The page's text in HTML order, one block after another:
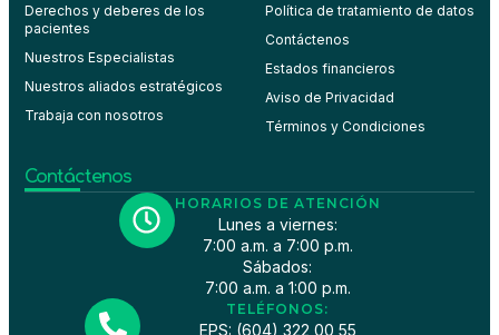
Derechos y deberes de los
pacientes
Nuestros Especialistas
Nuestros aliados estratégicos
Trabaja con nosotros
Política de tratamiento de datos
Contáctenos
Estados financieros
Aviso de Privacidad
Términos y Condiciones
Contáctenos
HORARIOS DE ATENCIÓN
Lunes a viernes:
7:00 a.m. a 7:00 p.m.
Sábados:
7:00 a.m. a 1:00 p.m.
TELÉFONOS:
EPS: (604) 322 00 55